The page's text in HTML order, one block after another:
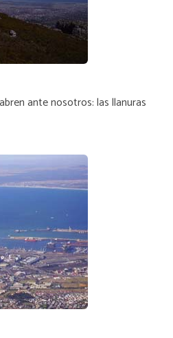
ante nosotros: las llanuras